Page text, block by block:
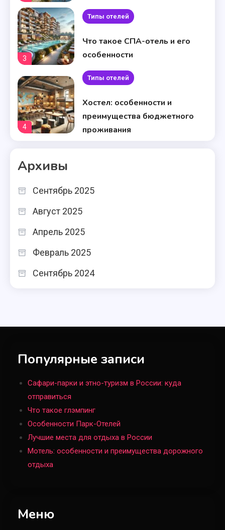
3
Типы отелей
Что такое СПА-отель и его
особенности
4
Типы отелей
Хостел: особенности и
преимущества бюджетного
проживания
6
Мотель: особенности и
отдыха
Типы отелей
Что такое глэмпинг
Лучшие места для отдыха в
Типы отелей
Архивы
Сентябрь 2025
Август 2025
Апрель 2025
Февраль 2025
Сентябрь 2024
Популярные записи
Сафари-парки и этно-туризм в России: куда
отправиться
Что такое глэмпинг
Особенности Парк-Отелей
Лучшие места для отдыха в России
Мотель: особенности и преимущества дорожного
отдыха
Меню